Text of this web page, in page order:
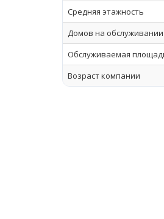
Средняя этажность
Домов на обслуживании
Обслуживаемая
Возраст компании